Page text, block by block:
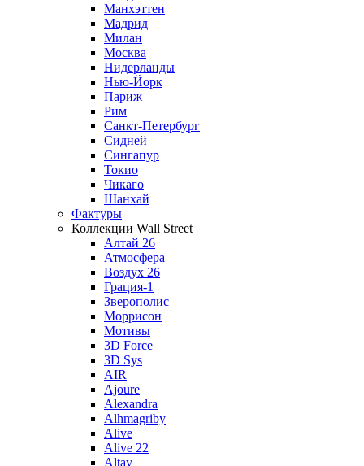
Манхэттен
Мадрид
Милан
Москва
Нидерланды
Нью-Йорк
Париж
Рим
Санкт-Петербург
Сидней
Сингапур
Токио
Чикаго
Шанхай
Фактуры
Коллекции Wall Street
Алтай 26
Атмосфера
Воздух 26
Грация-1
Зверополис
Моррисон
Мотивы
3D Force
3D Sys
AIR
Ajoure
Alexandra
Alhmagriby
Alive
Alive 22
Altay